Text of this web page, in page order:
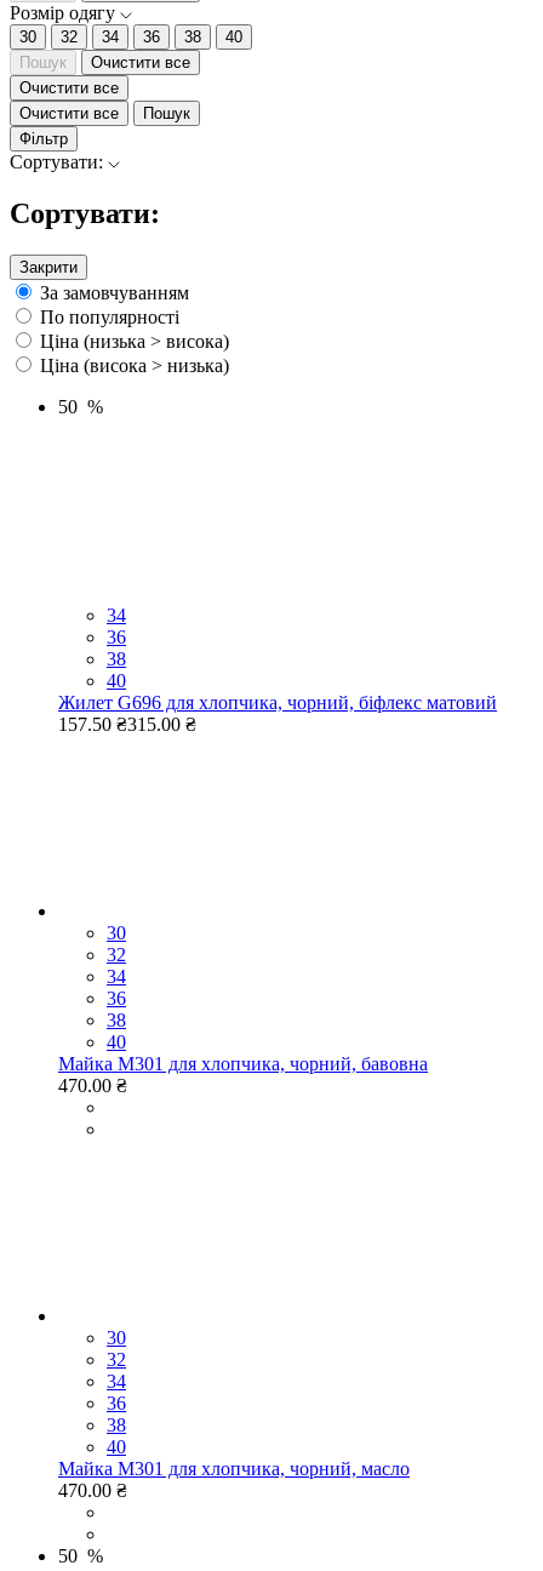
Розмір одягу
30 32 34 36 38
40
Пошук
Очистити все
Очистити все
Очистити все
Пошук
Фільтр
Сортувати:
Сортувати:
Закрити
За замовчуванням
По популярності
Ціна (низька > висока)
Ціна (висока > низька)
50 %
34
36
38
40
Жилет G696 для хлопчика, чорний, біфлекс матовий
157.50 ₴315.00 ₴
30
32
34
36
38
40
Майка M301 для хлопчика, чорний, бавовна
470.00 ₴
30
32
34
36
38
40
Майка M301 для хлопчика, чорний, масло
470.00 ₴
50 %